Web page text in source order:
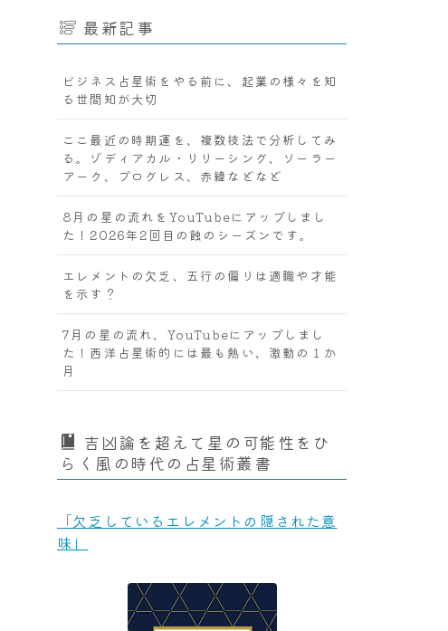
最新記事
ビジネス占星術をやる前に、起業の様々を知
る世間知が大切
ここ最近の時期運を、複数技法で分析してみ
る。ゾディアカル・リリーシング、ソーラー
アーク、プログレス、赤緯などなど
8月の星の流れをYouTubeにアップしまし
た！2026年2回目の蝕のシーズンです。
エレメントの欠乏、五行の偏りは適職や才能
を示す？
7月の星の流れ、YouTubeにアップしまし
た！西洋占星術的には最も熱い、激動の１か
月
吉凶論を超えて星の可能性をひ
らく風の時代の占星術叢書
「欠乏しているエレメントの隠された意
味」